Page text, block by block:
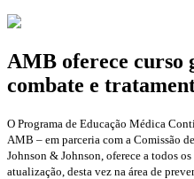
AMB oferece curso
combate e
O Programa de Educação Médica
AMB – em parceria com a Comissão
Johnson & Johnson, oferece a todos
atualização, desta vez na área de